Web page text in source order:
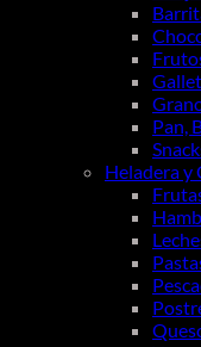
Pan,
Heladera y